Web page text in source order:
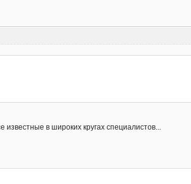
известные в широких кругах специалистов...